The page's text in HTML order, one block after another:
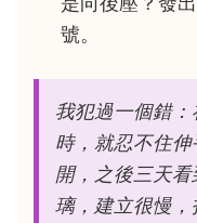
號。
我犯過一個錯
時，就忍不住
開，之後三天
璃，建立很慢